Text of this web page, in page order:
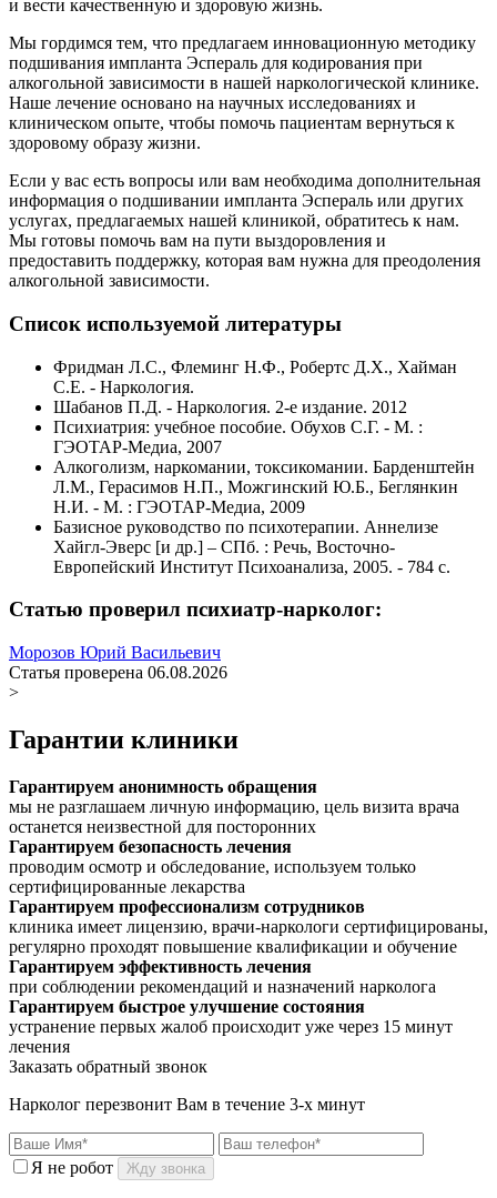
и вести качественную и здоровую жизнь.
Мы гордимся тем, что предлагаем инновационную методику
подшивания импланта Эспераль для кодирования при
алкогольной зависимости в нашей наркологической клинике.
Наше лечение основано на научных исследованиях и
клиническом опыте, чтобы помочь пациентам вернуться к
здоровому образу жизни.
Если у вас есть вопросы или вам необходима дополнительная
информация о подшивании импланта Эспераль или других
услугах, предлагаемых нашей клиникой, обратитесь к нам.
Мы готовы помочь вам на пути выздоровления и
предоставить поддержку, которая вам нужна для преодоления
алкогольной зависимости.
Список используемой литературы
Фридман Л.С., Флеминг Н.Ф., Робертс Д.Х., Хайман
С.Е. - Наркология.
Шабанов П.Д. - Наркология. 2-е издание. 2012
Психиатрия: учебное пособие. Обухов С.Г. - М. :
ГЭОТАР-Медиа, 2007
Алкоголизм, наркомании, токсикомании. Барденштейн
Л.М., Герасимов Н.П., Можгинский Ю.Б., Беглянкин
Н.И. - М. : ГЭОТАР-Медиа, 2009
Базисное руководство по психотерапии. Аннелизе
Хайгл-Эверс [и др.] – СПб. : Речь, Восточно-
Европейский Институт Психоанализа, 2005. - 784 с.
Статью проверил психиатр-нарколог:
Морозов Юрий Васильевич
Статья проверена 06.08.2026
>
Гарантии клиники
Гарантируем анонимность обращения
мы не разглашаем личную информацию, цель визита врача
останется неизвестной для посторонних
Гарантируем безопасность лечения
проводим осмотр и обследование, используем только
сертифицированные лекарства
Гарантируем профессионализм сотрудников
клиника имеет лицензию, врачи-наркологи сертифицированы,
регулярно проходят повышение квалификации и обучение
Гарантируем эффективность лечения
при соблюдении рекомендаций и назначений нарколога
Гарантируем быстрое улучшение состояния
устранение первых жалоб происходит уже через 15 минут
лечения
Заказать обратный звонок
Нарколог перезвонит Вам в течение 3-х минут
Я не робот Жду звонка